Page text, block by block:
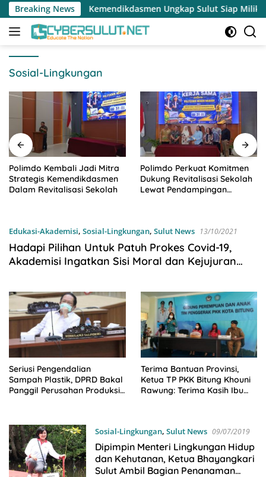
Langsung
ke
konten
Breaking News
Kemendikdasmen Ungkap Sulut Siap Miliki Dua Sekolah
Sosial-Lingkungan
Polimdo Kembali Jadi Mitra
Strategis Kemendikdasmen
Dalam Revitalisasi Sekolah
Polimdo Perkuat Komitmen
Dukung Revitalisasi Sekolah
Lewat Pendampingan
Edukasi-Akademisi, Sosial-Lingkungan, Sulut News 13/10/2021
Hadapi Pilihan Untuk Patuh Prokes Covid-19,
Akademisi Ingatkan Sisi Moral dan Kejujuran
Seriusi Pengendalian
Sampah Plastik, DPRD Bakal
Panggil Perusahan Produksi
Terima Bantuan Provinsi,
Ketua TP PKK Bitung Khouni
Rawung: Terima Kasih Ibu
Sosial-Lingkungan, Sulut News 09/07/2019
Dipimpin Menteri Lingkungan Hidup
dan Kehutanan, Ketua Bhayangkari
Sulut Ambil Bagian Penanaman